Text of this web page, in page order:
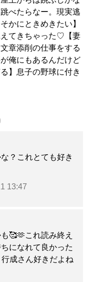
べたらなー。現実逃
かにときめきたい】
えてきちゃった♡【妻
章添削の仕事をする
俺にもあるんだけど
】息子の野球に付き
？これとても好き
13:47
🥰🫶これ読み終え
になれて良かった
成さん好きだよね